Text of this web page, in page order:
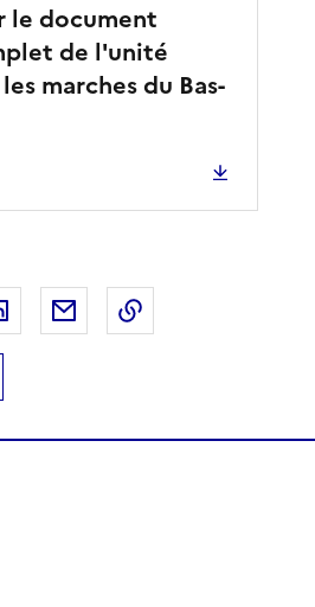
le document
de l'unité
marches du Bas-
sur X
Partager sur LinkedIn
Partager par email